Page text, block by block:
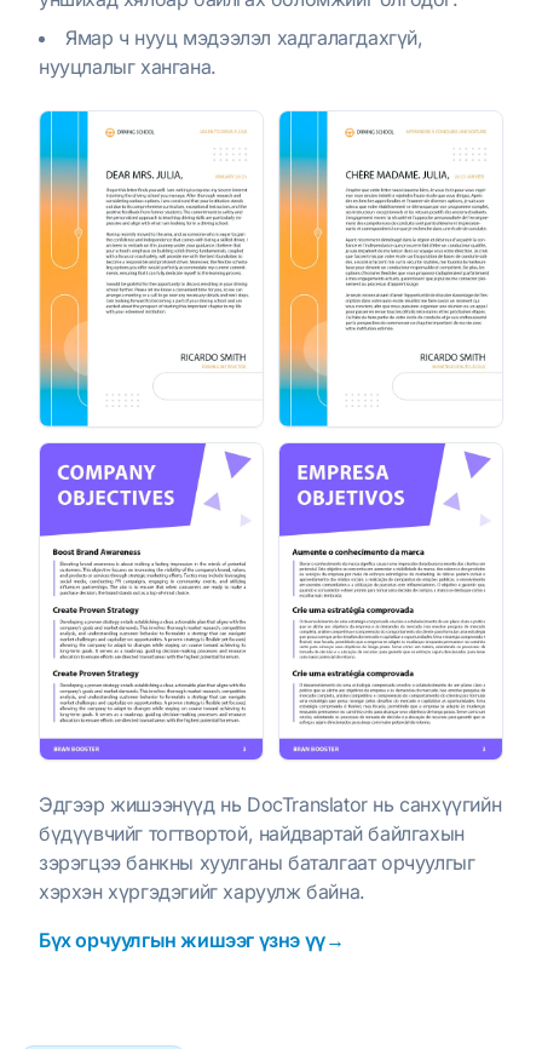
Ямар ч нууц мэдээлэл хадгалагдахгүй,
нууцлалыг хангана.
Эдгээр жишээнүүд нь DocTranslator нь санхүүгийн
бүдүүвчийг тогтвортой, найдвартай байлгахын
зэрэгцээ банкны хуулганы баталгаат орчуулгыг
хэрхэн хүргэдэгийг харуулж байна.
Бүх орчуулгын жишээг үзнэ үү→